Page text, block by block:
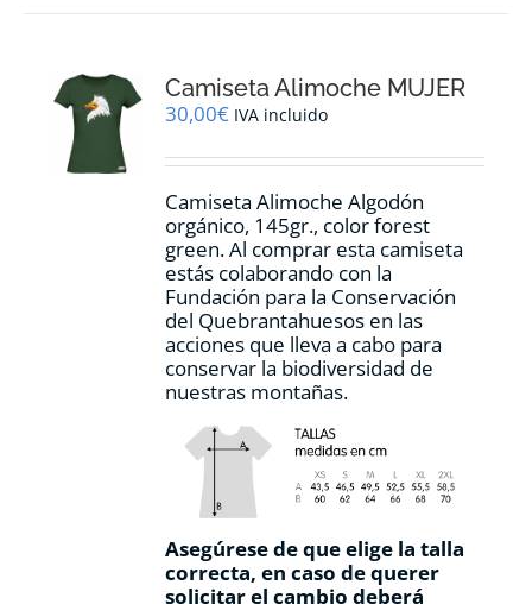
se
pueden
en
página
de
producto
Camiseta Alimoche MUJER
30,00€ IVA incluido
Camiseta Alimoche Algodón
orgánico, 145gr., color forest
green. Al comprar esta camiseta
estás colaborando con la
Fundación para la Conservación
del Quebrantahuesos en las
acciones que lleva a cabo para
conservar la biodiversidad de
nuestras montañas.
Asegúrese de que elige la talla
correcta, en caso de querer
solicitar el cambio deberá